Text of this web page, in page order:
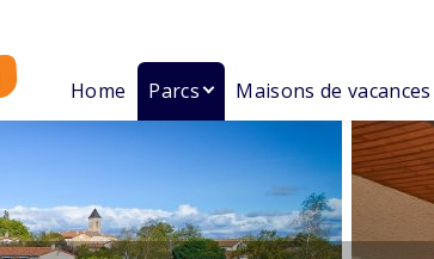
Home Parcs Maisons de vacances